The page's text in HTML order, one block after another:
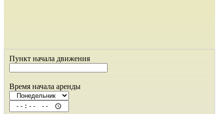
Пункт начала движения
Время начала аренды